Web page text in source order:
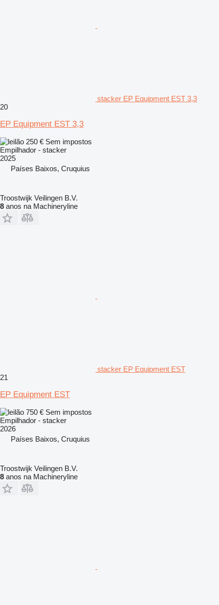
stacker EP Equipment EST 3,3
20
EP Equipment EST 3,3
250 € Sem impostos
Empilhador - stacker
2025
Países Baixos, Cruquius
Troostwijk Veilingen B.V.
8 anos na Machineryline
stacker EP Equipment EST
21
EP Equipment EST
750 € Sem impostos
Empilhador - stacker
2026
Países Baixos, Cruquius
Troostwijk Veilingen B.V.
8 anos na Machineryline